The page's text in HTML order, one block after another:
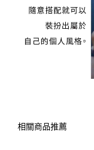
相關商品推薦